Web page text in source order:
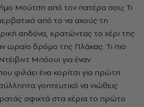
Μούτση από τον πατέρα σου; Τι
από το να ακούς τη
αηδόνα, κρατώντας το χέρι της
ωραίο δρόμο της Πλάκας. Τι πιο
Μπόουι για έναν
φιλάει ένα κορίτσι για πρώτη
γοητευτικό να νιώθεις
σφιχτά στα χέρια το πρώτο